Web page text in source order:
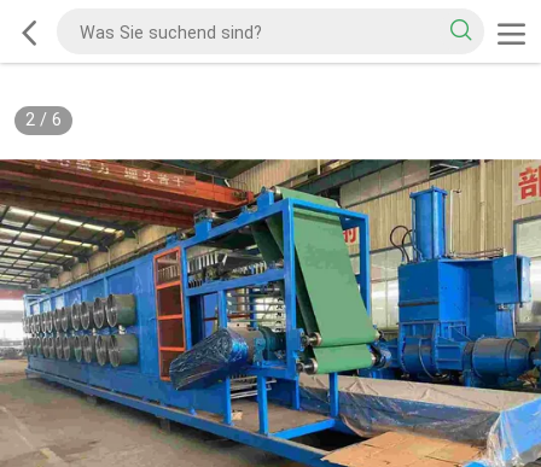
2/ 6